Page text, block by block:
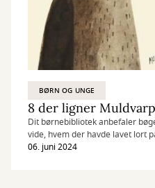
BØRN OG UNGE
8 der ligner
Dit børnebibliotek anbefaler
vide, hvem der havde lavet lort
og muldvarpe.
06. juni 2024